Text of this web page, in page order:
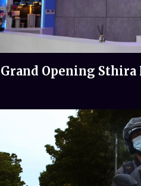
Grand Opening Sthira